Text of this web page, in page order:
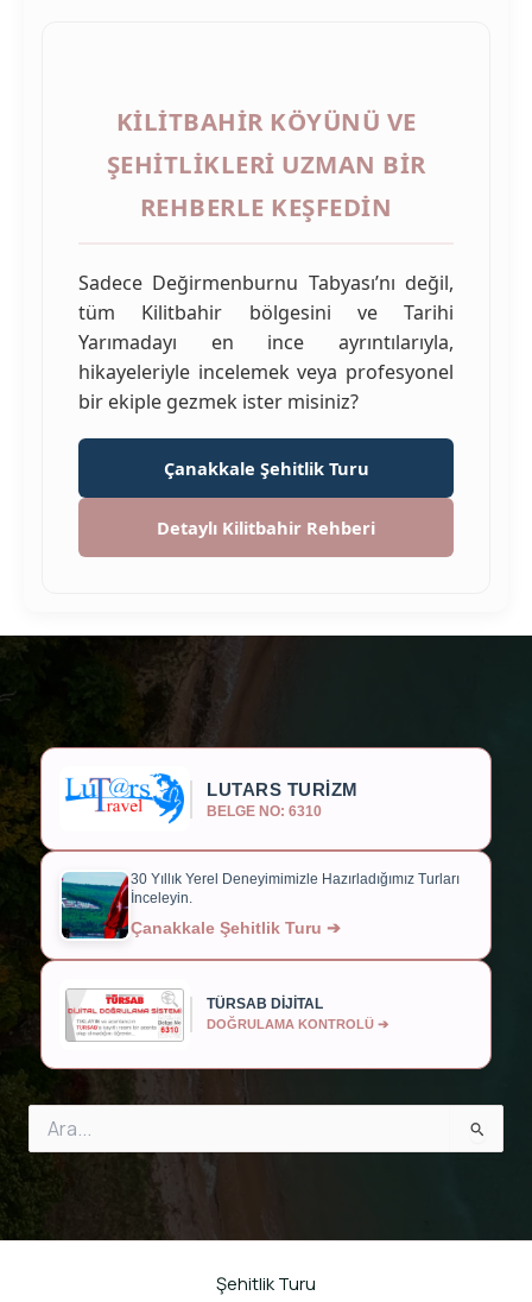
KILITBAHIR KÖYÜNÜ VE
ŞEHITLIKLERI UZMAN BIR
REHBERLE KEŞFEDIN
Sadece Değirmenburnu Tabyası’nı değil,
tüm Kilitbahir bölgesini ve Tarihi
Yarımadayı en ince ayrıntılarıyla,
hikayeleriyle incelemek veya profesyonel
bir ekiple gezmek ister misiniz?
Çanakkale Şehitlik Turu
Detaylı Kilitbahir Rehberi
LUTARS TURİZM
BELGE NO: 6310
30 Yıllık Yerel Deneyimimizle Hazırladığımız Turları
İnceleyin.
Çanakkale Şehitlik Turu ➔
TÜRSAB DİJİTAL
DOĞRULAMA KONTROLÜ ➔
for:
Şehitlik Turu